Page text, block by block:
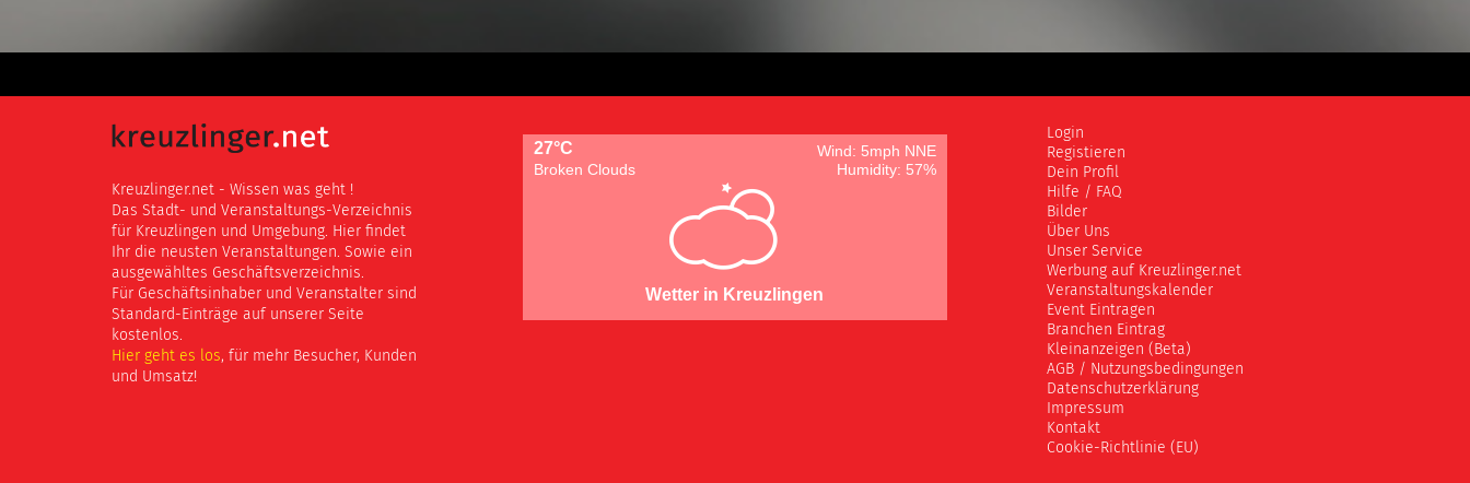
Kreuzlinger.net - Wissen was geht !
Das Stadt- und Veranstaltungs-Verzeichnis
für Kreuzlingen und Umgebung. Hier findet
Ihr die neusten Veranstaltungen. Sowie ein
ausgewähltes Geschäftsverzeichnis.
Für Geschäftsinhaber und Veranstalter sind
Standard-Einträge auf unserer Seite
kostenlos.
Hier geht es los, für mehr Besucher, Kunden
und Umsatz!
27°C
Wind: 5mph NNE
Broken Clouds
Humidity: 57%
Wetter in Kreuzlingen
Login
Registieren
Dein Profil
Hilfe / FAQ
Bilder
Über Uns
Unser Service
Werbung auf Kreuzlinger.net
Veranstaltungskalender
Event Eintragen
Branchen Eintrag
Kleinanzeigen (Beta)
AGB / Nutzungsbedingungen
Datenschutzerklärung
Impressum
Kontakt
Cookie-Richtlinie (EU)